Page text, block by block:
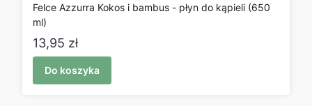
Felce Azzurra Kokos i bambus - płyn do kąpieli (650
ml)
Cena
13,95 zł
Do koszyka